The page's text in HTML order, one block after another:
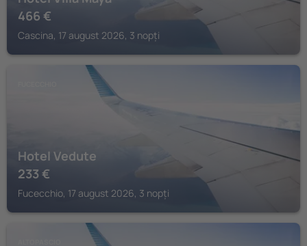
466 €
Cascina, 17 august 2026, 3 nopți
Hotel Vedute
233 €
Fucecchio, 17 august 2026, 3 nopți